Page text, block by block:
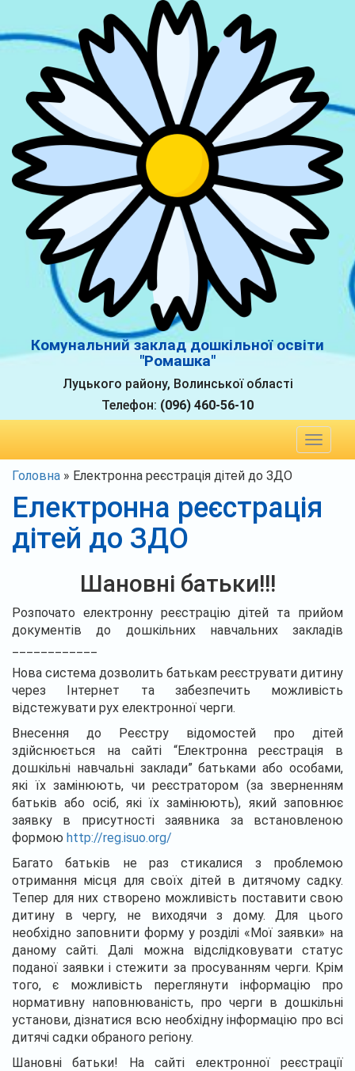
Комунальний заклад дошкільної освіти
"Ромашка"
Луцького району, Волинської області
Телефон: (096) 460-56-10
Toggle
Головна » Електронна реєстрація дітей до ЗДО
Електронна реєстрація
дітей до ЗДО
Шановні батьки!!!
Розпочато електронну реєстрацію дітей та прийом
документів до дошкільних навчальних закладів
Нова система дозволить батькам реєструвати дитину
через Інтернет та забезпечить можливість
відстежувати рух електронної черги.
Внесення до Реєстру відомостей про дітей
здійснюється на сайті “Електронна реєстрація в
дошкільні навчальні заклади” батьками або особами,
які їх замінюють, чи реєстратором (за зверненням
батьків або осіб, які їх замінюють), який заповнює
заявку в присутності заявника за встановленою
формою http://reg.isuo.org/
Багато батьків не раз стикалися з проблемою
отримання місця для своїх дітей в дитячому садку.
Тепер для них створено можливість поставити свою
дитину в чергу, не виходячи з дому. Для цього
необхідно заповнити форму у розділі «Мої заявки» на
даному сайті. Далі можна відслідковувати статус
поданої заявки і стежити за просуванням черги. Крім
того, є можливість переглянути інформацію про
нормативну наповнюваність, про черги в дошкільні
установи, дізнатися всю необхідну інформацію про всі
дитячі садки обраного регіону.
Шановні батьки! На сайті електронної реєстрації